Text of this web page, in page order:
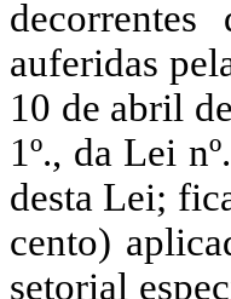
auferidas
10 de abril
1º., da Lei
desta Lei;
cento)
setorial